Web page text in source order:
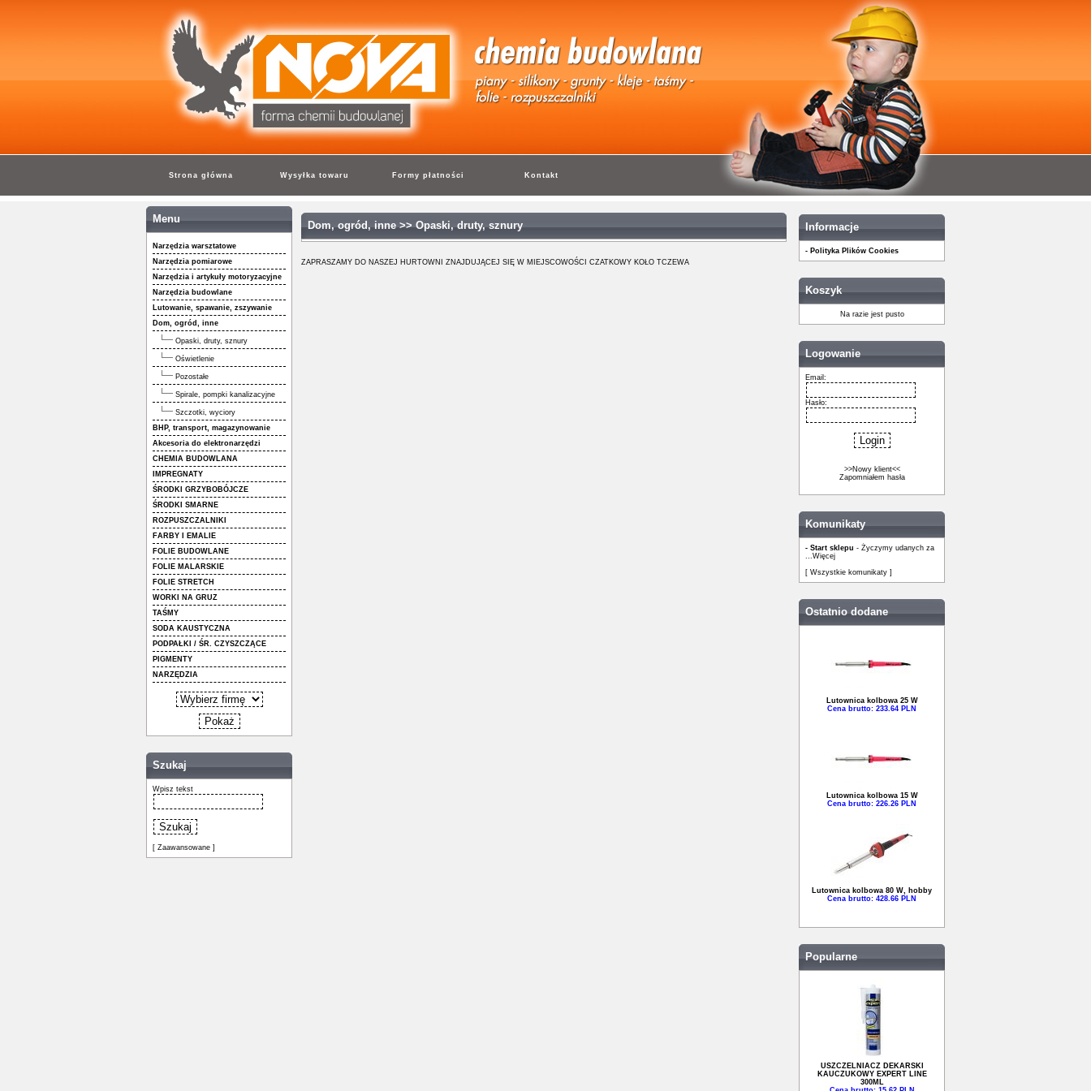
Strona główna Wysyłka towaru Formy płatności Kontakt
Menu
Narzędzia warsztatowe
Narzędzia pomiarowe
Narzędzia i artykuły motoryzacyjne
Narzędzia budowlane
Lutowanie, spawanie, zszywanie
Dom, ogród, inne
Opaski, druty, sznury
Oświetlenie
Pozostałe
Spirale, pompki kanalizacyjne
Szczotki, wyciory
BHP, transport, magazynowanie
Akcesoria do elektronarzędzi
CHEMIA BUDOWLANA
IMPREGNATY
ŚRODKI GRZYBOBÓJCZE
ŚRODKI SMARNE
ROZPUSZCZALNIKI
FARBY I EMALIE
FOLIE BUDOWLANE
FOLIE MALARSKIE
FOLIE STRETCH
WORKI NA GRUZ
TAŚMY
SODA KAUSTYCZNA
PODPAŁKI / ŚR. CZYSZCZĄCE
PIGMENTY
NARZĘDZIA
Szukaj
Wpisz tekst
[ Zaawansowane ]
Dom, ogród, inne>>Opaski, druty, sznury
ZAPRASZAMY DO NASZEJ HURTOWNI ZNAJDUJĄCEJ SIĘ W MIEJSCOWOŚCI CZATKOWY KOŁO TCZEWA
Informacje
- Polityka Plików Cookies
Koszyk
Na razie jest pusto
Logowanie
Email:
Hasło:
>>Nowy klient<<
Zapomniałem hasła
Komunikaty
- Start sklepu - Życzymy udanych za
...Więcej
[ Wszystkie komunikaty ]
Ostatnio dodane
Lutownica kolbowa 25 W
Cena brutto: 233.64 PLN
Lutownica kolbowa 15 W
Cena brutto: 226.26 PLN
Lutownica kolbowa 80 W, hobby
Cena brutto: 428.66 PLN
Popularne
USZCZELNIACZ DEKARSKI
KAUCZUKOWY EXPERT LINE
300ML